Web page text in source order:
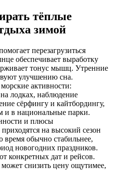
тёплые
зимой
перезагрузиться
обеспечивает выработку
тонус мышц. Утренние
улучшению сна.
активности:
лодках, наблюдение
сёрфингу и кайтбордингу,
и в национальные парки.
и плюсы
на высокий сезон
время обычно стабильнее,
новогодних праздников.
конкретных дат и рейсов.
снизить цену ощутимее,